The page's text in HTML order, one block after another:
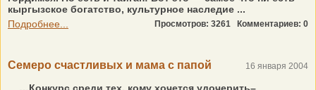
кыргызское богатство, культурное наследие ...
Подробнее...
Просмотров: 3261 Комментариев: 0
Семеро счастливых и мама с папой 16 января 2004